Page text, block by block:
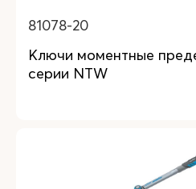
81078-20
Ключи моментные
серии NTW